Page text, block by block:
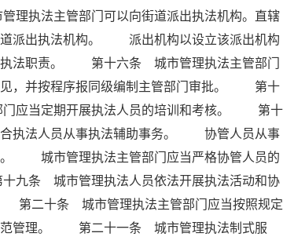
执法主管部门可以向街道派出执法机构。直辖
道派出执法机构。 派出机构以设立该派出机构
执法职责。 第十六条 城市管理执法主管部门
见，并按程序报同级编制主管部门审批。 第十
应当定期开展执法人员的培训和考核。 第十
合执法人员从事执法辅助事务。 协管人员从事
。 城市管理执法主管部门应当严格协管人员的
九条 城市管理执法人员依法开展执法活动和协
第二十条 城市管理执法主管部门应当按照规定
范管理。 第二十一条 城市管理执法制式服